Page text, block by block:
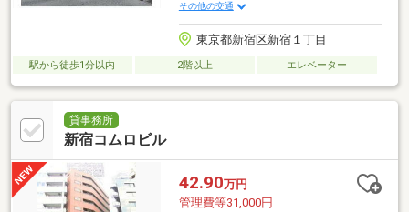
その他の交通
東京都新宿区新宿１丁目
駅から徒歩1分以内 2階以上 エレベーター
貸事務所
新宿コムロビル
42.90万円
管理費等31,000円